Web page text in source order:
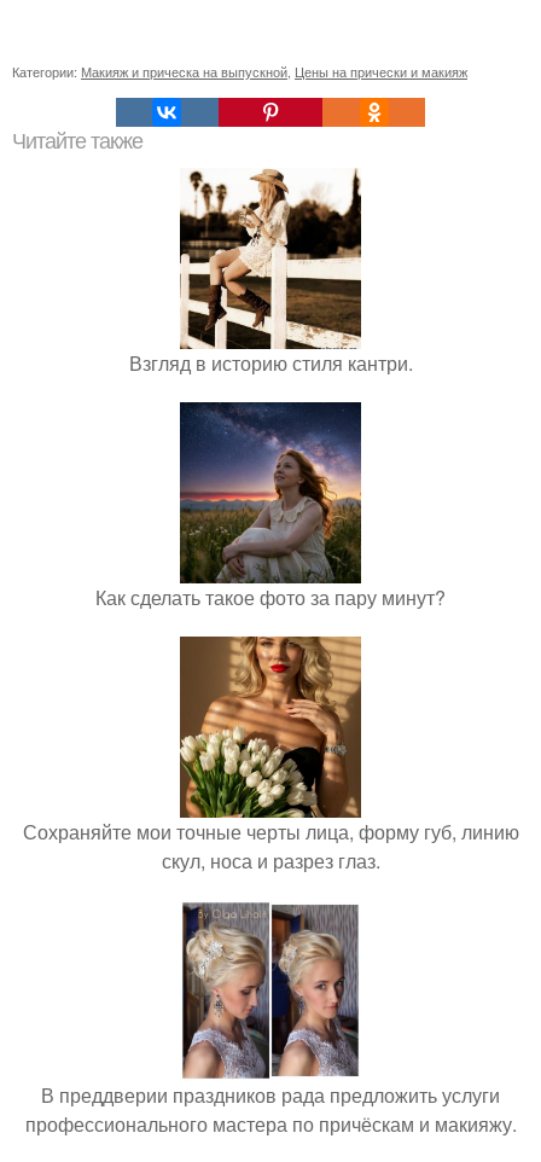
Категории: Макияж и прическа на выпускной Цены на прически и макияж
Читайте также
Взгляд в историю стиля кантри.
Как сделать такое фото за пару минут?
Сохраняйте мои точные черты лица, форму губ, линию
скул, носа и разрез глаз.
В преддверии праздников рада предложить услуги
профессионального мастера по причёскам и макияжу.